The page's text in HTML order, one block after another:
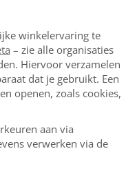
vloerkleed - Fondi
€
winkelervaring te
– zie alle organisaties
Hiervoor verzamelen
dat je gebruikt. Een
openen, zoals cookies,
aan via
verwerken via de